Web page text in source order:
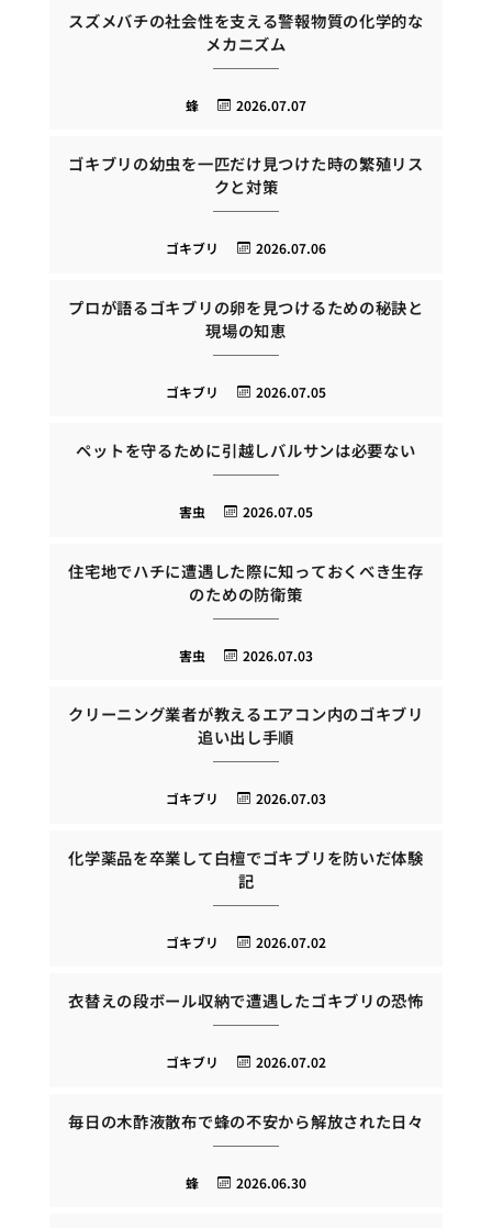
スズメバチの社会性を支える警報物質の化学的な
メカニズム
2026.07.07
蜂
ゴキブリの幼虫を一匹だけ見つけた時の繁殖リス
クと対策
2026.07.06
ゴキブリ
プロが語るゴキブリの卵を見つけるための秘訣と
現場の知恵
2026.07.05
ゴキブリ
ペットを守るために引越しバルサンは必要ない
2026.07.05
害虫
住宅地でハチに遭遇した際に知っておくべき生存
のための防衛策
2026.07.03
害虫
クリーニング業者が教えるエアコン内のゴキブリ
追い出し手順
2026.07.03
ゴキブリ
化学薬品を卒業して白檀でゴキブリを防いだ体験
記
2026.07.02
ゴキブリ
衣替えの段ボール収納で遭遇したゴキブリの恐怖
2026.07.02
ゴキブリ
毎日の木酢液散布で蜂の不安から解放された日々
2026.06.30
蜂